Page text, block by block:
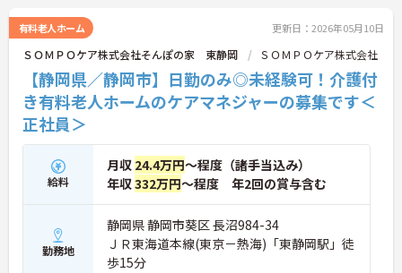
有料老人ホーム 更新日：2026年05月10日
ＳＯＭＰＯケア株式会社そんぽの家 東静岡 ＳＯＭＰＯケア株式会社
【静岡県／静岡市】日勤のみ◎未経験可！介護付
き有料老人ホームのケアマネジャーの募集です＜
正社員＞
給料
月収 24.4万円～程度（諸手当込み）
年収332万円～程度 年2回の賞与含む
勤務地
静岡県 静岡市葵区 長沼984-34
ＪＲ東海道本線(東京－熱海)「東静岡駅」徒
歩15分